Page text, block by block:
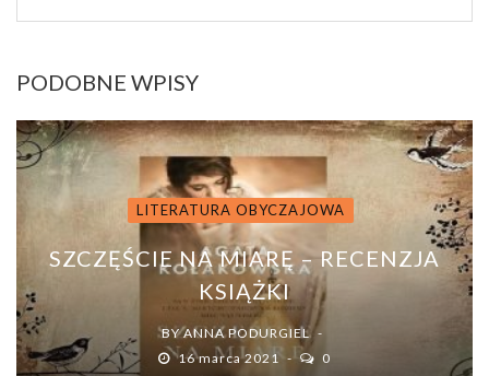
PODOBNE WPISY
LITERATURA OBYCZAJOWA
SZCZĘŚCIE NA MIARĘ – RECENZJA
KSIĄŻKI
BYANNA PODURGIEL
16 marca 2021
0